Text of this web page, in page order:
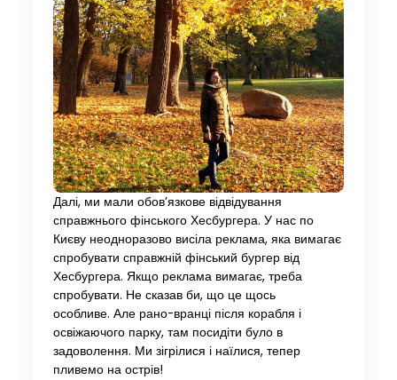
Далі, ми мали обов’язкове відвідування
справжнього фінського Хесбургера. У нас по
Києву неодноразово висіла реклама, яка вимагає
спробувати справжній фінський бургер від
Хесбургера. Якщо реклама вимагає, треба
спробувати. Не сказав би, що це щось
особливе. Але рано-вранці після корабля і
освіжаючого парку, там посидіти було в
задоволення. Ми зігрілися і наїлися, тепер
пливемо на острів!